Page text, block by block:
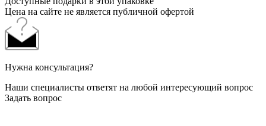
Цена на сайте не является публичной офертой
Нужна консультация?
Наши специалисты ответят на любой интересующий вопрос
Задать вопрос